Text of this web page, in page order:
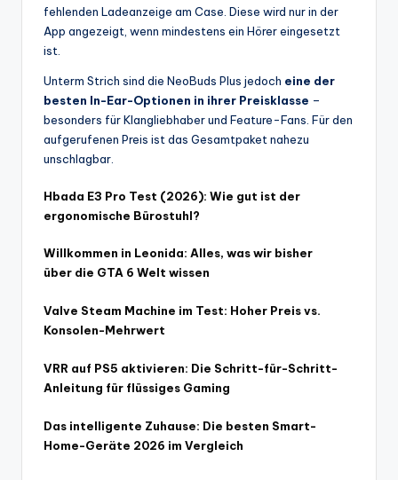
fehlenden Ladeanzeige am Case. Diese wird nur in der
App angezeigt, wenn mindestens ein Hörer eingesetzt
ist.
Unterm Strich sind die NeoBuds Plus jedoch eine der
besten In-Ear-Optionen in ihrer Preisklasse –
besonders für Klangliebhaber und Feature-Fans. Für den
aufgerufenen Preis ist das Gesamtpaket nahezu
unschlagbar.
Hbada E3 Pro Test (2026): Wie gut ist der
ergonomische Bürostuhl?
Willkommen in Leonida: Alles, was wir bisher
über die GTA 6 Welt wissen
Valve Steam Machine im Test: Hoher Preis vs.
Konsolen-Mehrwert
VRR auf PS5 aktivieren: Die Schritt-für-Schritt-
Anleitung für flüssiges Gaming
Das intelligente Zuhause: Die besten Smart-
Home-Geräte 2026 im Vergleich